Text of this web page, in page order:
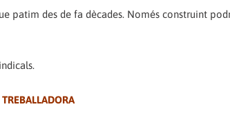
patim des de fa dècades. Només construint